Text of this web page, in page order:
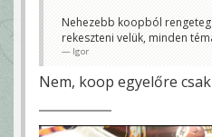
Nehezebb koopból
rekeszteni velük, minden
Igor
Nem, koop egyelőre